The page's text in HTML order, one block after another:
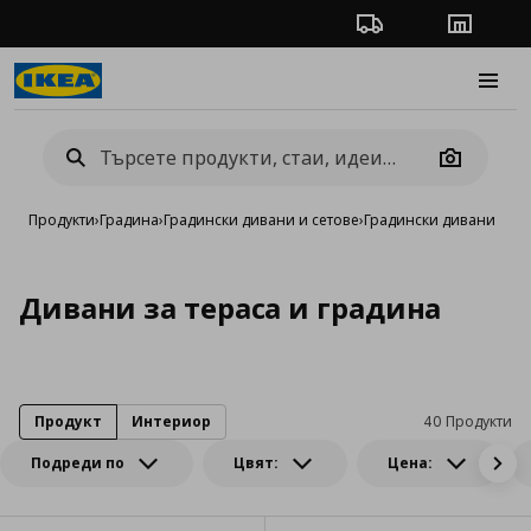
Проследяване на
Camera
Продукти›Градина›Градински дивани и сетове›Градински дивани
Дивани за тераса и градина
Подреди по Цвят: Цена:
40 Продукти
Продукт Интериор